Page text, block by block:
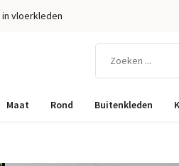
in vloerkleden
Maat Rond Buitenkleden